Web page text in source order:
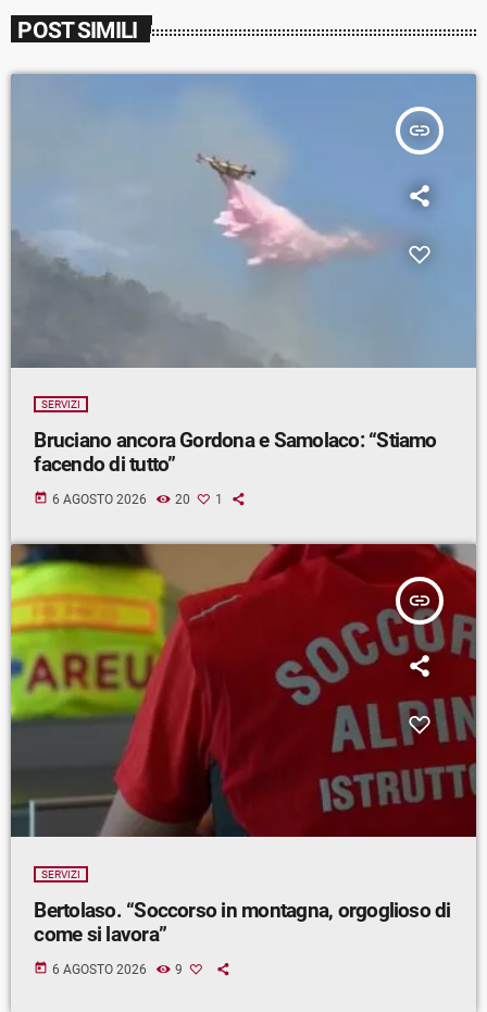
POST SIMILI
insert_link
SERVIZI
Bruciano ancora Gordona e Samolaco: “Stiamo
facendo di tutto”
today 6 AGOSTO 2026 20 1
insert_link
SERVIZI
Bertolaso. “Soccorso in montagna, orgoglioso di
come si lavora”
today 6 AGOSTO 2026 9